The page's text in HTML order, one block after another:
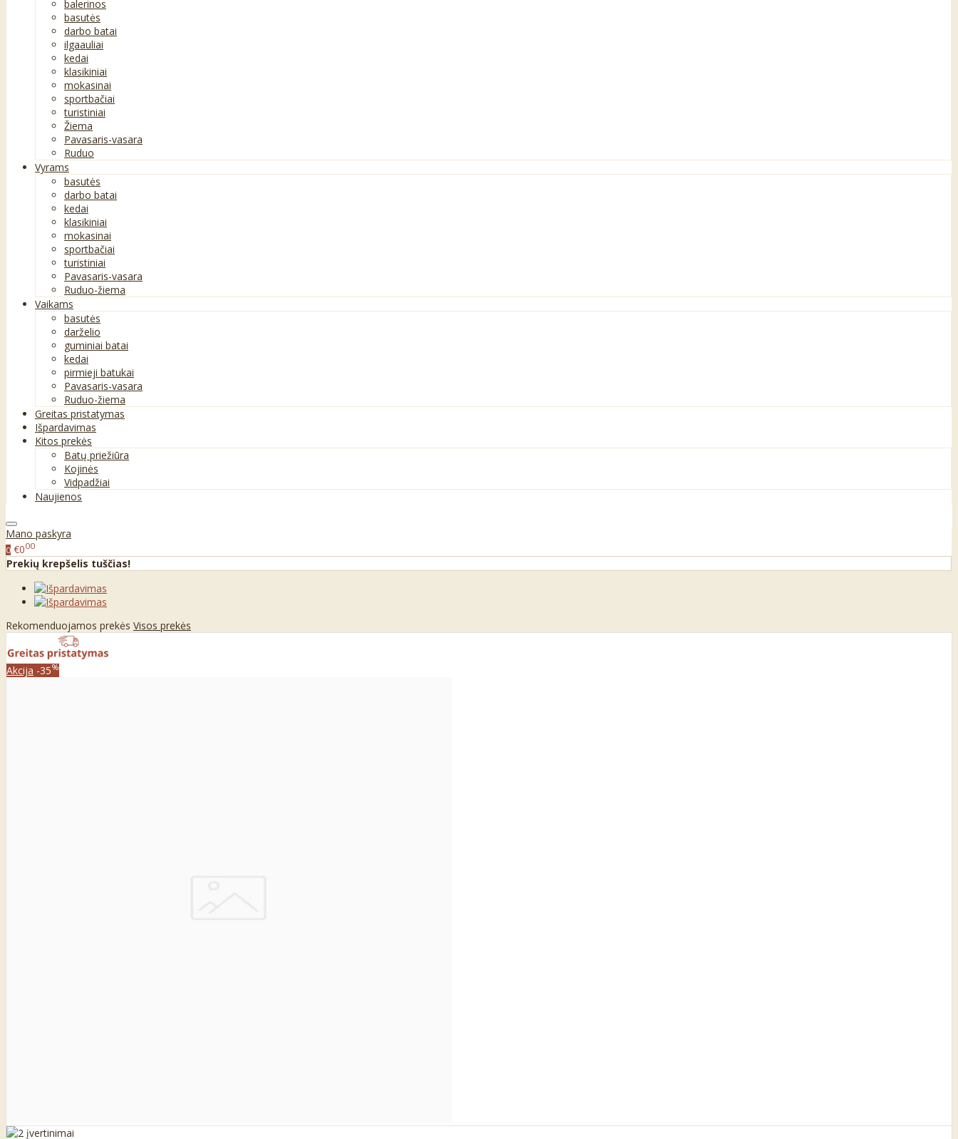
balerinos
basutės
darbo batai
ilgaauliai
kedai
klasikiniai
mokasinai
sportbačiai
turistiniai
Žiema
Pavasaris-vasara
Ruduo
Vyrams
basutės
darbo batai
kedai
klasikiniai
mokasinai
sportbačiai
turistiniai
Pavasaris-vasara
Ruduo-žiema
Vaikams
basutės
darželio
guminiai batai
kedai
pirmieji batukai
Pavasaris-vasara
Ruduo-žiema
Greitas pristatymas
Išpardavimas
Kitos prekės
Batų priežiūra
Kojinės
Vidpadžiai
Naujienos
Mano paskyra
0 €000
Prekių krepšelis tuščias!
Rekomenduojamos prekės Visos prekės
Akcija -35%